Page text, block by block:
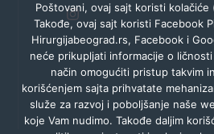
Poštovani, ovaj sajt koristi
Takođe, ovaj sajt koristi Facebook
Hirurgijabeograd.rs, Facebook i
neće prikupljati informacije o
način omogućiti pristup takvim
korišćenjem sajta prihvatate
služe za razvoj i poboljšanje naše
koje Vam nudimo. Takođe daljim